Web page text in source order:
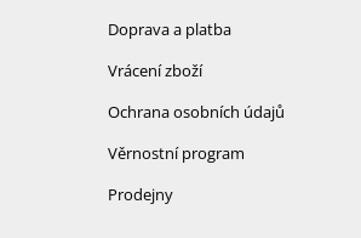
Doprava a platba
Vrácení zboží
Ochrana osobních údajů
Věrnostní program
Prodejny